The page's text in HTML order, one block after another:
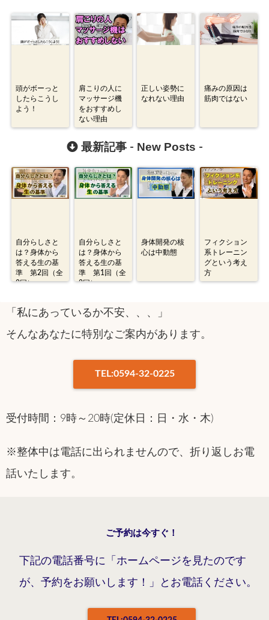
頭がボーっと
したらこうし
よう！
肩こりの人に
マッサージ機
をおすすめし
ない理由
正しい姿勢に
なれない理由
痛みの原因は
筋肉ではない
最新記事 - New Posts -
自分らしさと
は？身体から
答える生の基
準 第2回（全
2回）
自分らしさと
は？身体から
答える生の基
準 第1回（全
2回）
身体開発の核
心は中動態
フィクション
系トレーニン
グという考え
方
「私にあっているか不安、、、」
そんなあなたに特別なご案内があります。
TEL:0594-32-0225
受付時間：9時～20時(定休日：日・水・木)
※整体中は電話に出られませんので、折り返しお電
話いたします。
ご予約は今すぐ！
下記の電話番号に「ホームページを見たのです
が、予約をお願いします！」とお電話ください。